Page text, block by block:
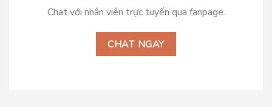
Chat với nhân viên trực tuyến qua fanpage.
CHAT NGAY